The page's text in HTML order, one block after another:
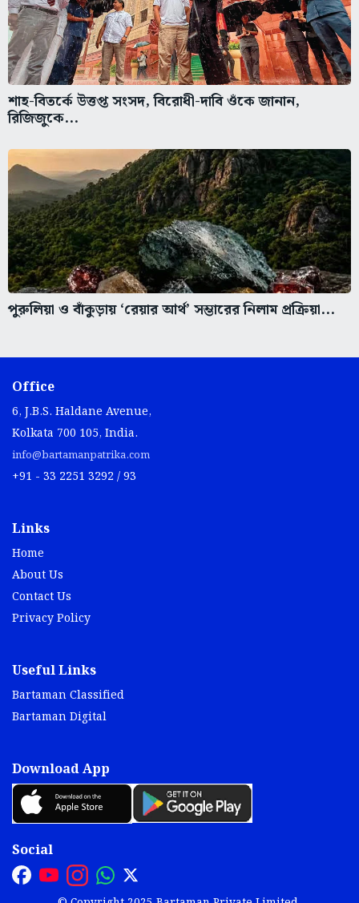
শাহ-বিতর্কে উত্তপ্ত সংসদ, বিরোধী-দাবি ওঁকে জানান,
রিজিজুকে...
পুরুলিয়া ও বাঁকুড়ায় ‘রেয়ার আর্থ’ সম্ভারের নিলাম প্রক্রিয়া...
Office
6, J.B.S. Haldane Avenue,
Kolkata 700 105, India.
info@bartamanpatrika.com
+91 - 33 2251 3292 / 93
Links
Home
About Us
Contact Us
Privacy Policy
Useful Links
Bartaman Classified
Bartaman Digital
Download App
Social